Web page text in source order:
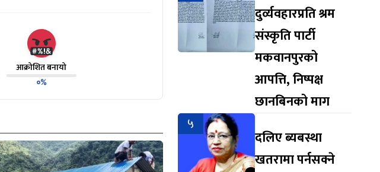
आक्रोशित बनायो
०%
दुर्व्यवहारप्रति श्रम
संस्कृति पार्टी
मकवानपुरको
आपत्ति, निष्पक्ष
छानबिनको माग
५
दलिए ब्यबस्था
खतरामा पर्नसक्ने